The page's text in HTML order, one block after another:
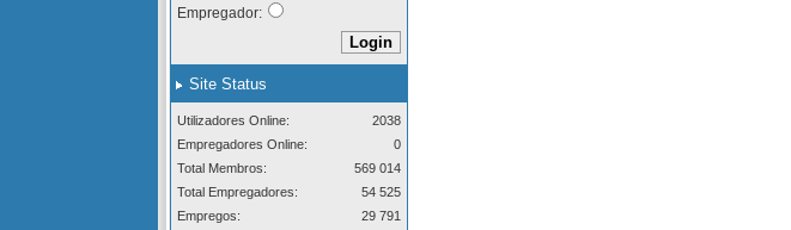
Empregador:
Site Status
Utilizadores Online:
2038
Empregadores Online:
0
Total Membros:
569 014
Total Empregadores:
54 525
Empregos:
29 791